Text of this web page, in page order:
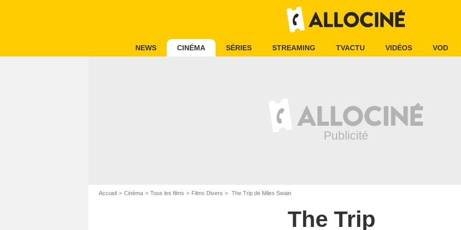
NEWS CINÉMA SÉRIES STREAMING TVACTU VIDÉOS VOD
Accueil Cinéma Tous les films Films Divers The Trip de Miles Swain
The Trip